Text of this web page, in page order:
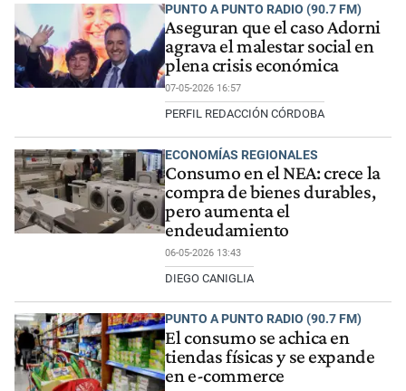
PUNTO A PUNTO RADIO (90.7 FM)
Aseguran que el caso Adorni
agrava el malestar social en
plena crisis económica
07-05-2026 16:57
PERFIL REDACCIÓN CÓRDOBA
ECONOMÍAS REGIONALES
Consumo en el NEA: crece la
compra de bienes durables,
pero aumenta el
endeudamiento
06-05-2026 13:43
DIEGO CANIGLIA
PUNTO A PUNTO RADIO (90.7 FM)
El consumo se achica en
tiendas físicas y se expande
en e-commerce